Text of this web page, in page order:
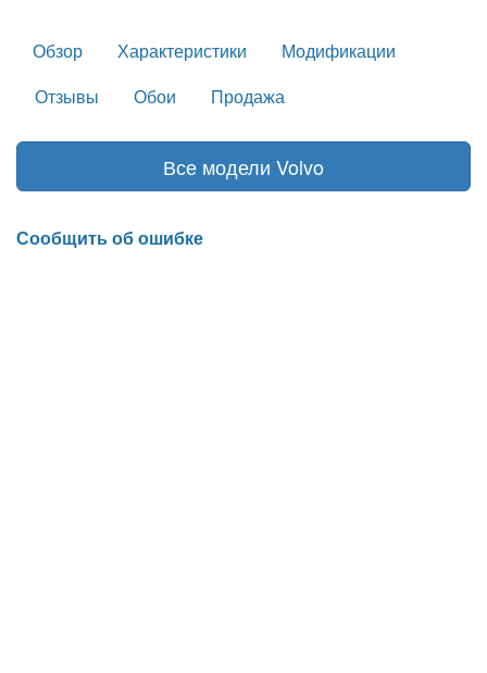
Обзор Характеристики
Модификации
Отзывы
Обои Продажа
Все модели Volvo
Сообщить об ошибке